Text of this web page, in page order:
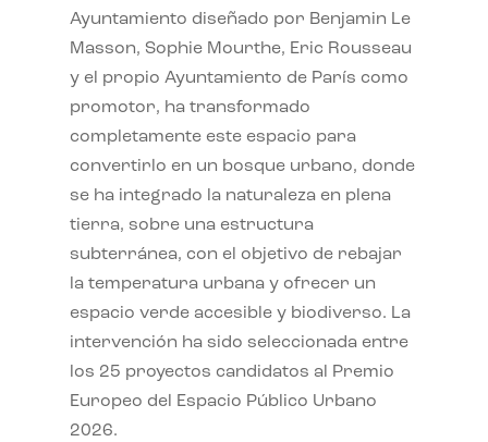
Ayuntamiento diseñado por Benjamin Le
Masson, Sophie Mourthe, Eric Rousseau
y el propio Ayuntamiento de París como
promotor, ha transformado
completamente este espacio para
convertirlo en un bosque urbano, donde
se ha integrado la naturaleza en plena
tierra, sobre una estructura
subterránea, con el objetivo de rebajar
la temperatura urbana y ofrecer un
espacio verde accesible y biodiverso. La
intervención ha sido seleccionada entre
los 25 proyectos candidatos al Premio
Europeo del Espacio Público Urbano
2026.